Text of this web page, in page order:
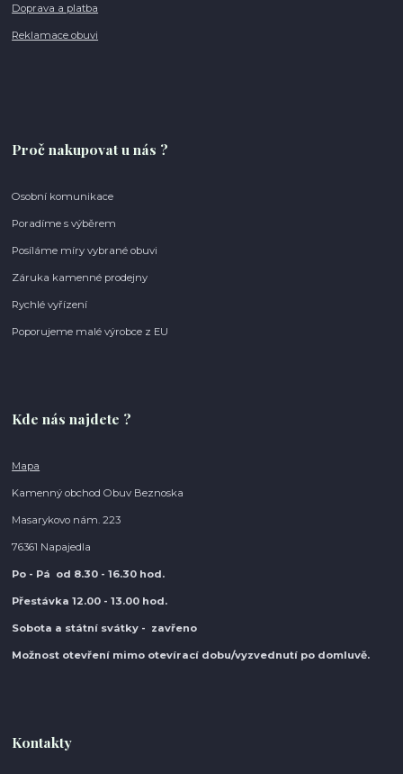
Doprava a platba
Reklamace obuvi
Proč nakupovat u nás ?
Osobní komunikace
Poradíme s výběrem
Posíláme míry vybrané obuvi
Záruka kamenné prodejny
Rychlé vyřízení
Poporujeme malé výrobce z EU
Kde nás najdete ?
Mapa
Kamenný obchod Obuv Beznoska
Masarykovo nám. 223
76361 Napajedla
Po - Pá od 8.30 - 16.30 hod.
Přestávka 12.00 - 13.00 hod.
Sobota a státní svátky - zavřeno
Možnost otevření mimo otevírací dobu/vyzvednutí po domluvě.
Kontakty